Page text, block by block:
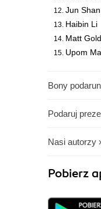
Jun Shan
Haibin Li
Matt
Upom
Bony
Podaruj
Nasi autorzy
Pobierz